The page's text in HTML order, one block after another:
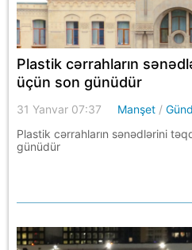
Plastik cərrahların
üçün son günüdür
31 Yanvar 07:37 Manşet /
Plastik cərrahların sənədlərini
günüdür